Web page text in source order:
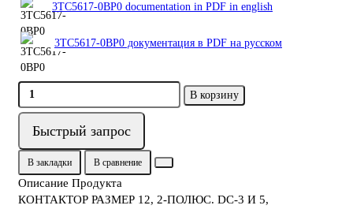
3TC5617-0BP0 documentation in PDF in english
3TC5617-0BP0 документация в PDF на русском
В корзину
Быстрый запрос
В закладки В сравнение
Описание Продукта
КОНТАКТОР РАЗМЕР 12, 2-ПОЛЮС. DC-3 И 5,